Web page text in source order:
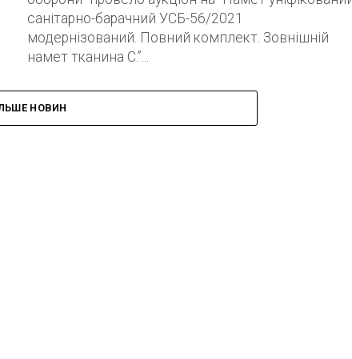
санітарно-барачний УСБ-56/2021
модернізований. Повний комплект. Зовнішній
намет тканина С.”...
НОВИН